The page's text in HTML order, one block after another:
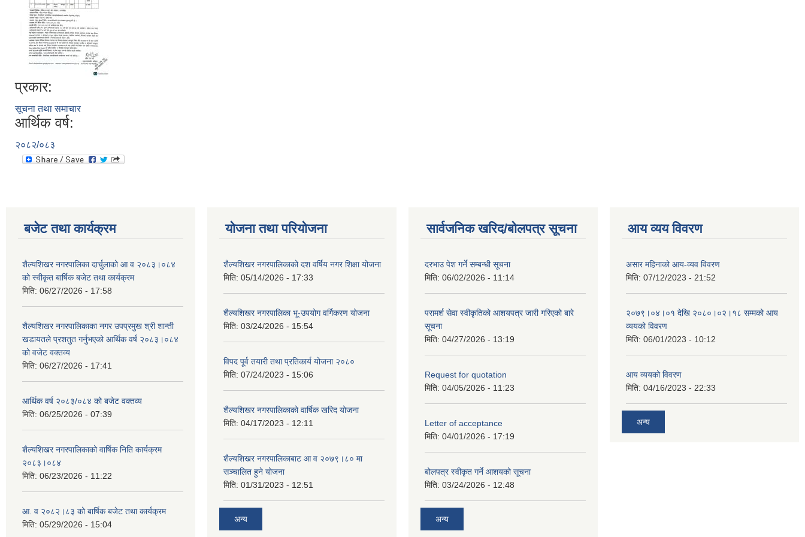
प्रकार:
सूचना तथा समाचार
आर्थिक वर्ष:
२०८२/०८३
बजेट तथा कार्यक्रम
शैल्यशिखर नगरपालिका दार्चुलाको आ व २०८३।०८४
को स्वीकृत बार्षिक बजेट तथा कार्यक्रम
मिति: 06/27/2026 - 17:58
शैल्यशिखर नगरपालिकाका नगर उपप्रमुख श्री शान्ती
खडायतले प्रशतुत गर्नुभएको आर्थिक वर्ष २०८३।०८४
को वजेट वक्तव्य
मिति: 06/27/2026 - 17:41
आर्थिक वर्ष २०८३/०८४ को बजेट वक्तव्य
मिति: 06/25/2026 - 07:39
शैल्यशिखर नगरपालिकाको वार्षिक निति कार्यक्रम
२०८३।०८४
मिति: 06/23/2026 - 11:22
आ. व २०८२।८३ को बार्षिक बजेट तथा कार्यक्रम
मिति: 05/29/2026 - 15:04
योजना तथा परियोजना
शैल्यशिखर नगरपालिकाको दश वर्षिय नगर शिक्षा योजना
मिति: 05/14/2026 - 17:33
शैल्यशिखर नगरपालिका भू-उपयोग वर्गिकरण योजना
मिति: 03/24/2026 - 15:54
विपद पूर्व तयारी तथा प्रतिकार्य योजना २०८०
मिति: 07/24/2023 - 15:06
शैल्यशिखर नगरपालिकाको वार्षिक खरिद योजना
मिति: 04/17/2023 - 12:11
शैल्यशिखर नगरपालिकाबाट आ व २०७९।८० मा
सञ्चालित हुने योजना
मिति: 01/31/2023 - 12:51
अन्य
सार्वजनिक खरिद/बोलपत्र सूचना
दरभाउ पेश गर्ने सम्बन्धी सूचना
मिति: 06/02/2026 - 11:14
परामर्श सेवा स्वीकृतिको आशयपत्र जारी गरिएको बारे
सूचना
मिति: 04/27/2026 - 13:19
Request for quotation
मिति: 04/05/2026 - 11:23
Letter of acceptance
मिति: 04/01/2026 - 17:19
बोलपत्र स्वीकृत गर्ने आशयको सूचना
मिति: 03/24/2026 - 12:48
अन्य
आय व्यय विवरण
असार महिनाको आय-व्यव विवरण
मिति: 07/12/2023 - 21:52
२०७९।०४।०१ देखि २०८०।०२।१८ सम्मको आय
व्ययको विवरण
मिति: 06/01/2023 - 10:12
आय व्ययको विवरण
मिति: 04/16/2023 - 22:33
अन्य